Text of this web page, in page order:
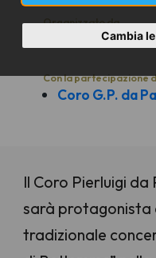
Cambia
Organizzato da
Coro G.P. da
Con la partecipazione
Coro G.P. da
Il Coro Pierluigi da
sarà protagonista
tradizionale